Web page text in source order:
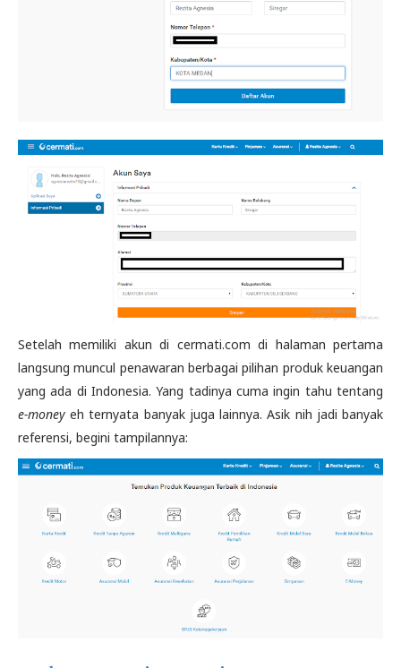
Setelah memiliki akun di cermati.com di halaman pertama
langsung muncul penawaran berbagai pilihan produk keuangan
yang ada di Indonesia. Yang tadinya cuma ingin tahu tentang
e-money eh ternyata banyak juga lainnya. Asik nih jadi banyak
referensi, begini tampilannya: